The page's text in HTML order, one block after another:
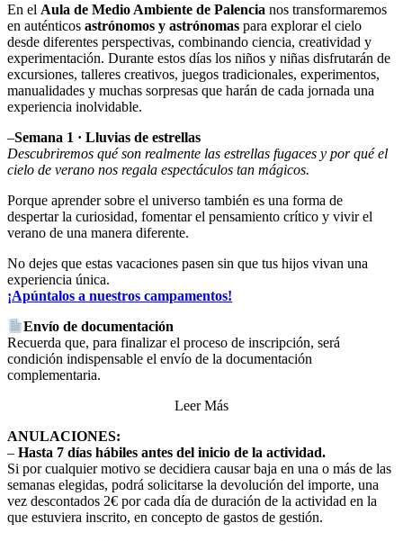
En el Aula de Medio Ambiente de Palencia nos transformaremos
en auténticos astrónomos y astrónomas para explorar el cielo
desde diferentes perspectivas, combinando ciencia, creatividad y
experimentación. Durante estos días los niños y niñas disfrutarán de
excursiones, talleres creativos, juegos tradicionales, experimentos,
manualidades y muchas sorpresas que harán de cada jornada una
experiencia inolvidable.
–Semana 1 · Lluvias de estrellas
Descubriremos qué son realmente las estrellas fugaces y por qué el
cielo de verano nos regala espectáculos tan mágicos.
Porque aprender sobre el universo también es una forma de
despertar la curiosidad, fomentar el pensamiento crítico y vivir el
verano de una manera diferente.
No dejes que estas vacaciones pasen sin que tus hijos vivan una
experiencia única.
¡Apúntalos a nuestros campamentos!
Envío de documentación
Recuerda que, para finalizar el proceso de inscripción, será
condición indispensable el envío de la documentación
complementaria.
Leer Más
ANULACIONES:
– Hasta 7 días hábiles antes del inicio de la actividad.
Si por cualquier motivo se decidiera causar baja en una o más de las
semanas elegidas, podrá solicitarse la devolución del importe, una
vez descontados 2€ por cada día de duración de la actividad en la
que estuviera inscrito, en concepto de gastos de gestión.